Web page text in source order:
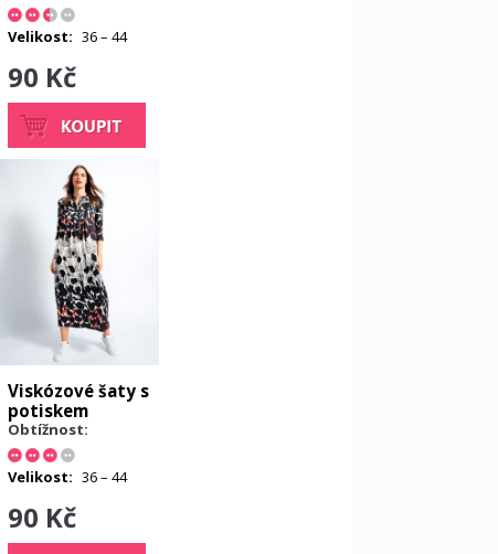
Velikost: 36 – 44
90 Kč
Viskózové šaty s
potiskem
Obtížnost:
Velikost: 36 – 44
90 Kč